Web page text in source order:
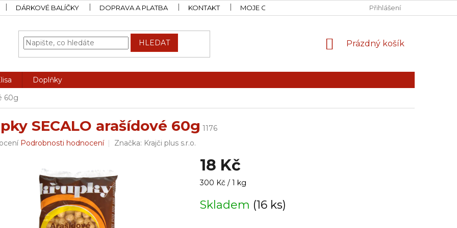
DÁRKOVÉ BALÍČKY DOPRAVA A PLATBA KONTAKT MOJE OBJEDNÁVKA Přihlášení
HLEDAT
NÁKUPNÍ
Prázdný košík
Doplňky
60g
SECALO arašídové 60g 1176
Podrobnosti hodnocení Značka: Krajči plus s.r.o.
18 Kč
Měrná
300 Kč / 1 kg
Skladem (16 ks)